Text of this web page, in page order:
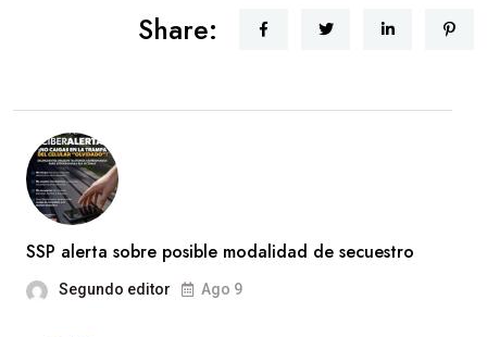
Share:
SSP alerta sobre posible modalidad de secuestro
Segundo editor Ago 9